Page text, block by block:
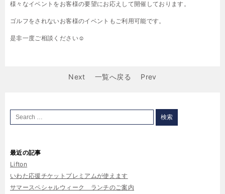
様々なイベントをお客様の要望にお応えして開催しております。
ゴルフをされないお客様のイベントもご利用可能です。
是非一度ご相談ください☺
Next 一覧へ戻る Prev
最近の記事
Lifton
いわた応援チケットプレミアムが使えます
サマースペシャルウィーク ランチのご案内